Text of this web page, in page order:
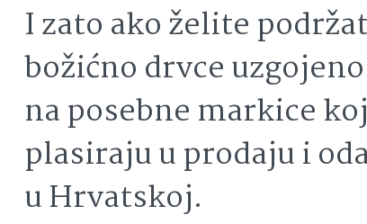
I zato ako želite
božićno drvce
na posebne markice
plasiraju u prodaju i
u Hrvatskoj.